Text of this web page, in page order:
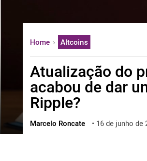
русский
한국어
العربية
ไทย
ქართული
Home Altcoins
Atualização do
acabou de dar
Ripple?
Marcelo Roncate • 16 de junho de